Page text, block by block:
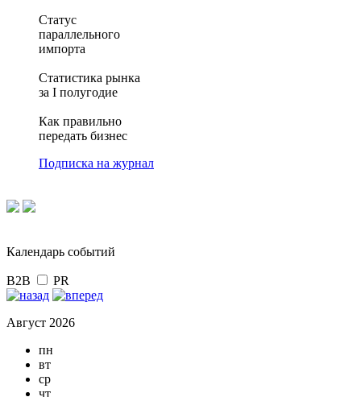
Статус
параллельного
импорта
Статистика рынка
за I полугодие
Как правильно
передать бизнес
Подписка на журнал
Календарь событий
B2B PR
Август 2026
пн
вт
ср
чт